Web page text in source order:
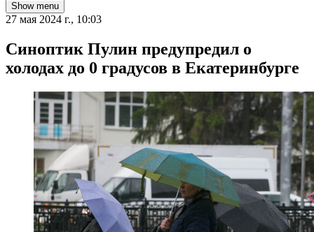
Show menu
27 мая 2024 г., 10:03
Синоптик Пулин предупредил о
холодах до 0 градусов в Екатеринбурге